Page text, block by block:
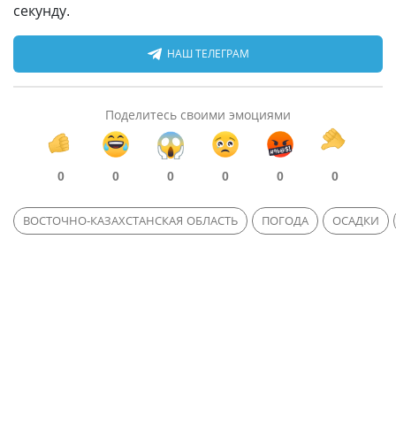
секунду.
НАШ ТЕЛЕГРАМ
Поделитесь своими эмоциями
0 0 0 0 0 0
ВОСТОЧНО-КАЗАХСТАНСКАЯ ОБЛАСТЬ ПОГОДА ОСАДКИ